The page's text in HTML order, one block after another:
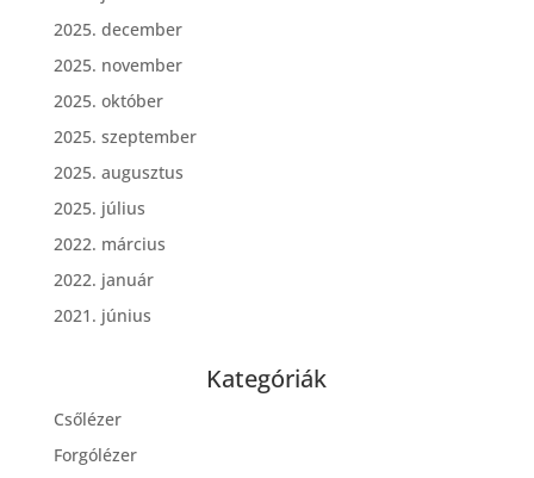
2025. december
2025. november
2025. október
2025. szeptember
2025. augusztus
2025. július
2022. március
2022. január
2021. június
Kategóriák
Csőlézer
Forgólézer